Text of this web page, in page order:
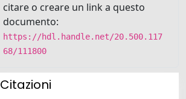
citare o creare un link a questo
documento:
https://hdl.handle.net/20.500.117
68/111800
Citazioni